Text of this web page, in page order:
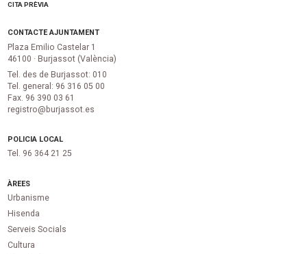
CITA PRÈVIA
CONTACTE AJUNTAMENT
Plaza Emilio Castelar 1
46100 · Burjassot (València)
Tel. des de Burjassot: 010
Tel. general: 96 316 05 00
Fax. 96 390 03 61
registro@burjassot.es
POLICIA LOCAL
Tel. 96 364 21 25
ÀREES
Urbanisme
Hisenda
Serveis Socials
Cultura